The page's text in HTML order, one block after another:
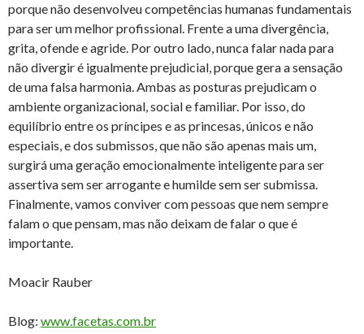
porque não desenvolveu competências humanas fundamentais
para ser um melhor profissional. Frente a uma divergência,
grita, ofende e agride. Por outro lado, nunca falar nada para
não divergir é igualmente prejudicial, porque gera a sensação
de uma falsa harmonia. Ambas as posturas prejudicam o
ambiente organizacional, social e familiar. Por isso, do
equilíbrio entre os príncipes e as princesas, únicos e não
especiais, e dos submissos, que não são apenas mais um,
surgirá uma geração emocionalmente inteligente para ser
assertiva sem ser arrogante e humilde sem ser submissa.
Finalmente, vamos conviver com pessoas que nem sempre
falam o que pensam, mas não deixam de falar o que é
importante.
Moacir Rauber
Blog: www.facetas.com.br